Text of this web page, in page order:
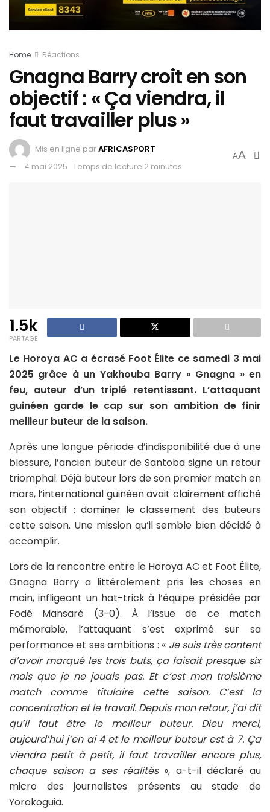
Home Réactions
Gnagna Barry croit en son
objectif : « Ça viendra, il
faut travailler plus »
Mis en ligne parAFRICASPORT
4 mai 2025 Temps de lecture:2 minutes
AA
1.5k
PARTAGE
Le Horoya AC a écrasé Foot Élite ce samedi 3 mai
2025 grâce à un Yakhouba Barry « Gnagna » en
feu, auteur d’un triplé retentissant. L’attaquant
guinéen garde le cap sur son ambition de finir
meilleur buteur de la saison.
Après une longue période d’indisponibilité due à une
blessure, l’ancien buteur de Santoba signe un retour
triomphal. Déjà buteur lors de son premier match en
mars, l’international guinéen avait clairement affiché
son objectif : dominer le classement des buteurs
cette saison. Une mission qu’il semble bien décidé à
accomplir.
Lors de la rencontre entre le Horoya AC et Foot Élite,
Gnagna Barry a littéralement pris les choses en
main, infligeant un hat-trick à l’équipe présidée par
Fodé Mansaré (3-0). À l’issue de ce match
mémorable, l’attaquant s’est exprimé sur sa
performance et ses ambitions : « Je suis très content
d’avoir marqué les trois buts, ça faisait presque six
mois que je ne jouais pas. Et c’est mon troisième
match comme titulaire cette saison. C’est la
concentration et le travail. Depuis mon retour, j’ai dit
qu’il faut être le meilleur buteur. Dieu merci,
aujourd’hui j’en ai 4 et le meilleur buteur est à 7. Ça
viendra petit à petit, il faut travailler encore plus,
chaque saison a ses réalités», a-t-il déclaré au
micro des journalistes présents au stade de
Yorokoguia.